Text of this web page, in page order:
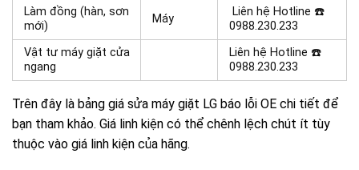
Làm đồng (hàn, sơn
mới)
Máy
Liên hệ Hotline ☎️
0988.230.233
Vật tư máy giặt cửa
ngang
Liên hệ Hotline ☎️
0988.230.233
Trên đây là bảng giá sửa máy giặt LG báo lỗi OE chi tiết để
bạn tham khảo. Giá linh kiện có thể chênh lệch chút ít tùy
thuộc vào giá linh kiện của hãng.